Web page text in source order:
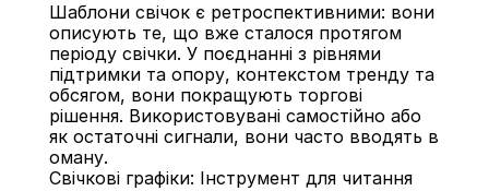
Шаблони свічок є ретроспективними: вони
описують те, що вже сталося протягом
періоду свічки. У поєднанні з рівнями
підтримки та опору, контекстом тренду та
обсягом, вони покращують торгові
рішення. Використовувані самостійно або
як остаточні сигнали, вони часто вводять в
оману.
Свічкові графіки: Інструмент для читання